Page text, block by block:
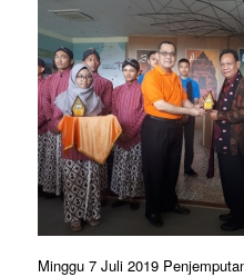
Minggu 7 Juli 2019